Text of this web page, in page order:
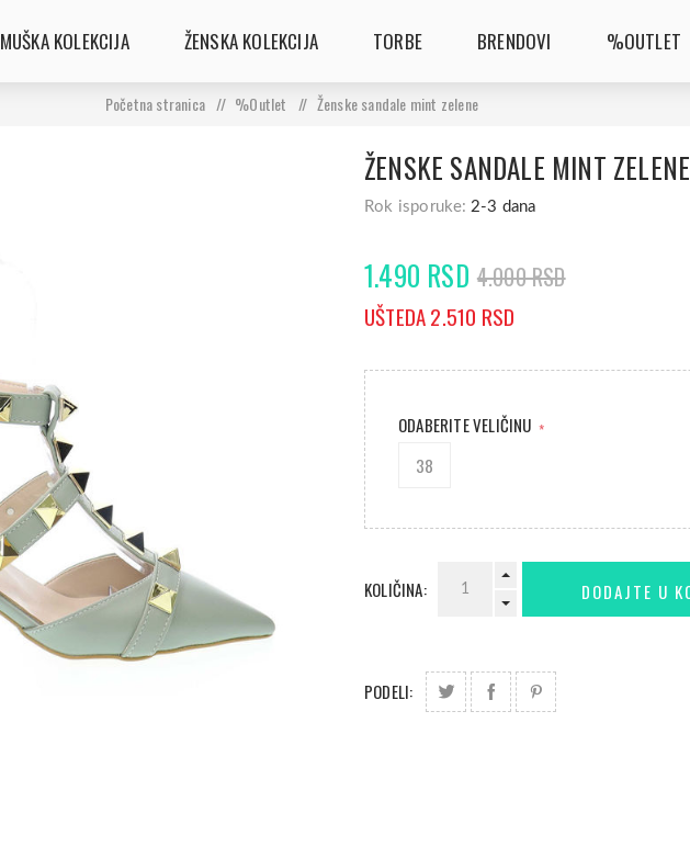
MUŠKA KOLEKCIJA ŽENSKA KOLEKCIJA TORBE BRENDOVI %OUTLET
Početna stranica / %Outlet / Ženske sandale mint zelene
ŽENSKE SANDALE MINT ZELENE
Rok isporuke: 2-3 dana
1.490 RSD 4.000 RSD
UŠTEDA 2.510 RSD
ODABERITE VELIČINU *
38
KOLIČINA:
PODELI: